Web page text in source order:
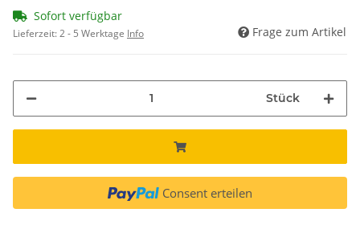
Sofort verfügbar
Lieferzeit:2 - 5 Werktage Info Frage zum Artikel
Stück
Consent erteilen